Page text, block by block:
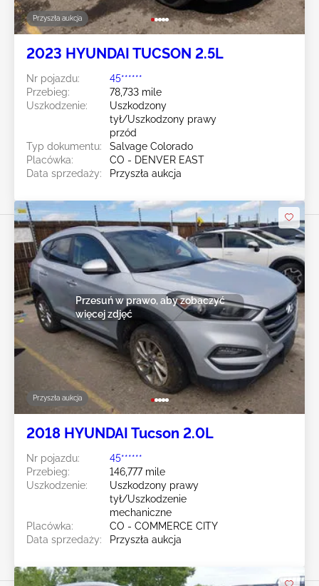
Przyszła aukcja
2023 HYUNDAI TUCSON 2.5L
Nr pojazdu:
45******
Przebieg:
78,733 mile
Uszkodzenie:
Uszkodzony
tył/Uszkodzony prawy
przód
Typ dokumentu:
Salvage Colorado
Placówka:
CO - DENVER EAST
Data sprzedaży:
Przyszła aukcja
Przyszła aukcja
Przesuń w prawo, aby zobaczyć
więcej zdjęć
2018 HYUNDAI Tucson 2.0L
Nr pojazdu:
45******
Przebieg:
146,777 mile
Uszkodzenie:
Uszkodzony prawy
tył/Uszkodzenie
mechaniczne
Placówka:
CO - COMMERCE CITY
Data sprzedaży:
Przyszła aukcja